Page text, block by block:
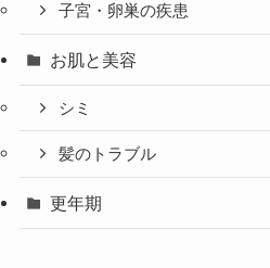
子宮・卵巣の疾患
お肌と美容
シミ
髪のトラブル
更年期